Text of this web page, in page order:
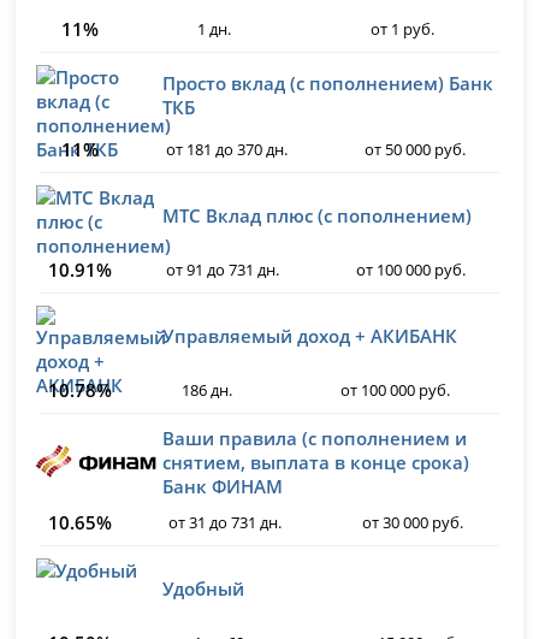
11% 1 дн. от 1 руб.
Просто вклад (с пополнением) Банк
ТКБ
11%
от 181 до 370 дн. от 50 000 руб.
МТС Вклад плюс (с пополнением)
10.91% от 91 до 731 дн. от 100 000 руб.
Управляемый доход + АКИБАНК
10.78% 186 дн. от 100 000 руб.
Ваши правила (с пополнением и
снятием, выплата в конце срока)
Банк ФИНАМ
10.65%
от 31 до 731 дн. от 30 000 руб.
Удобный